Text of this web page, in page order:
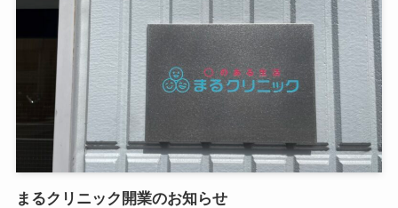
まるクリニック開業のお知らせ